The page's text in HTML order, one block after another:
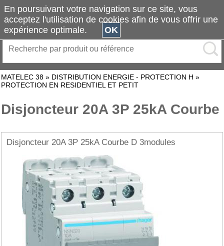
MATELEC 38 » DISTRIBUTION ENERGIE - PROTECTION H »
PROTECTION EN RESIDENTIEL ET PETIT
Disjoncteur 20A 3P 25kA Courbe
Disjoncteur 20A 3P 25kA Courbe D 3modules
En poursuivant votre navigation sur ce site, vous
acceptez l'utilisation de cookies afin de vous offrir une
expérience optimale.
OK